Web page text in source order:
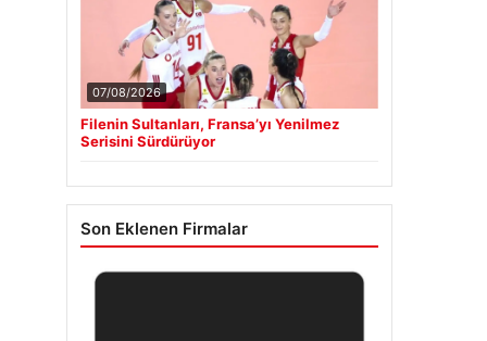
07/08/2026
Filenin Sultanları, Fransa’yı Yenilmez
Serisini Sürdürüyor
Son Eklenen Firmalar